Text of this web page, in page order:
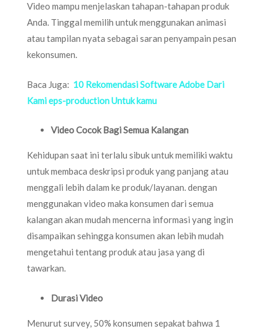
Video mampu menjelaskan tahapan-tahapan produk
Anda. Tinggal memilih untuk menggunakan animasi
atau tampilan nyata sebagai saran penyampain pesan
kekonsumen.
Baca Juga: 10 Rekomendasi Software Adobe Dari
Kami eps-production Untuk kamu
Video Cocok Bagi Semua Kalangan
Kehidupan saat ini terlalu sibuk untuk memiliki waktu
untuk membaca deskripsi produk yang panjang atau
menggali lebih dalam ke produk/layanan. dengan
menggunakan video maka konsumen dari semua
kalangan akan mudah mencerna informasi yang ingin
disampaikan sehingga konsumen akan lebih mudah
mengetahui tentang produk atau jasa yang di
tawarkan.
Durasi Video
Menurut survey, 50% konsumen sepakat bahwa 1